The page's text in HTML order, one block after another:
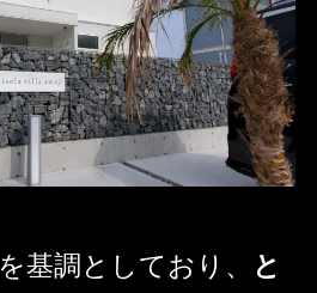
基調としており、
と